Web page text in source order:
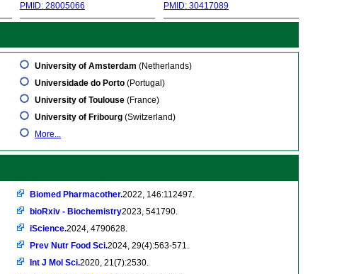
PMID: 28005066 PMID: 30417089
University of Amsterdam (Netherlands)
Universidade do Porto (Portugal)
University of Toulouse (France)
University of Fribourg (Switzerland)
More...
Biomed Pharmacother.2022, 146:112497.
bioRxiv - Biochemistry2023, 541790.
iScience.2024, 4790628.
Prev Nutr Food Sci.2024, 29(4):563-571.
Int J Mol Sci.2020, 21(7):2530.